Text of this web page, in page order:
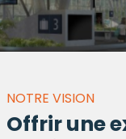
NOTRE VISION
Offrir une